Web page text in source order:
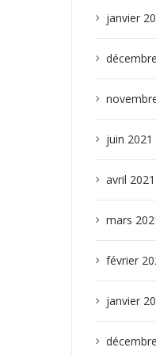
janvier
juin 2021
avril 2021
mars
février
janvier